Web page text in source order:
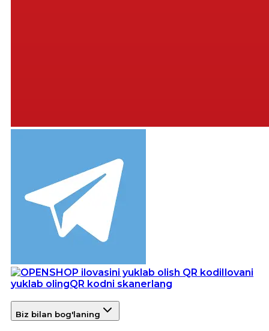
Ilovani
yuklab olingQR kodni skanerlang
Biz bilan bog'laning